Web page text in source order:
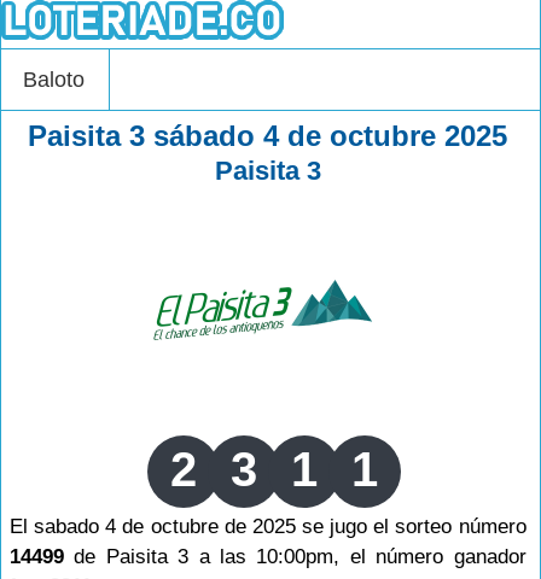
Baloto
Paisita 3 sábado 4 de octubre 2025
Paisita 3
2 3 1 1
El sabado 4 de octubre de 2025 se jugo el sorteo número
14499 de Paisita 3 a las 10:00pm, el número ganador